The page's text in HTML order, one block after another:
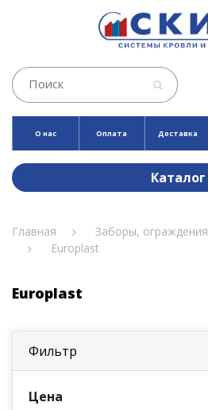
О нас Оплата Доставка
Каталог
Главная Заборы, ограждения
Europlast
Europlast
Фильтр
Цена